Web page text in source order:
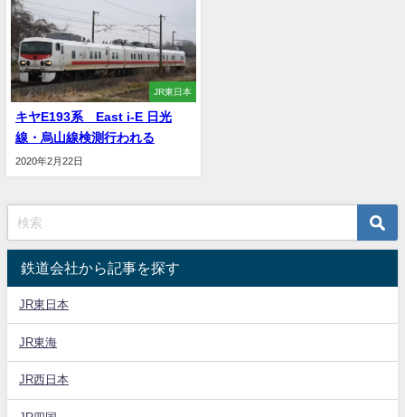
JR東日本
キヤE193系 East i-E 日光
線・烏山線検測行われる
2020年2月22日
鉄道会社から記事を探す
JR東日本
JR東海
JR西日本